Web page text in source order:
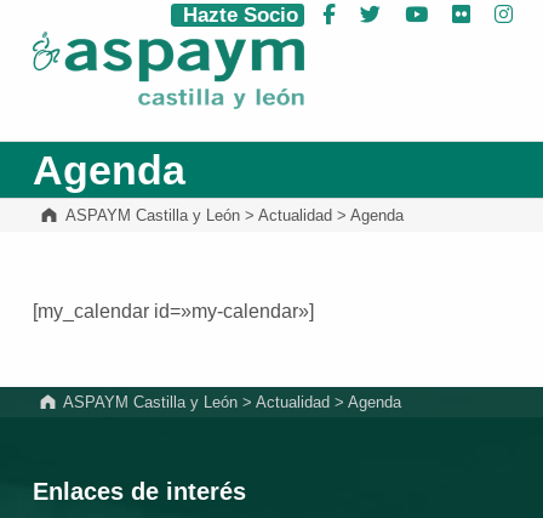
ASPAYM Castilla y León
Hazte Socio Facebook
Twitter YouTube
Flickr
Agenda
ASPAYM Castilla y León> Actualidad > Agenda
[my_calendar id=»my-calendar»]
ASPAYM Castilla y León >Actualidad >Agenda
Enlaces de interés